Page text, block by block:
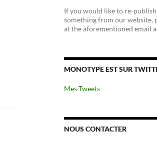
If you would like to re-
something from our website,
at the aforementioned email
MONOTYPE EST SUR
Mes Tweets
NOUS CONTACTER